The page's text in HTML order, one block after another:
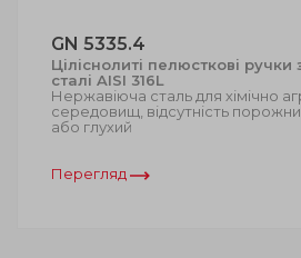
GN 5335.4
Ціліснолиті пелюсткові
сталі AISI 316L
Нержавіюча сталь для хімічно
середовищ, відсутність
або глухий
Перегляд